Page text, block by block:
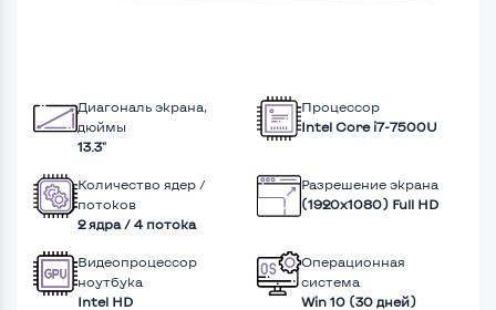
Диагональ экрана,
дюймы
13.3"
Процессор
Intel Core i7-7500U
Количество ядер /
потоков
2 ядра / 4 потока
Разрешение экрана
(1920х1080) Full HD
Видеопроцессор
ноутбука
Intel HD
Операционная
система
Win 10 (30 дней)